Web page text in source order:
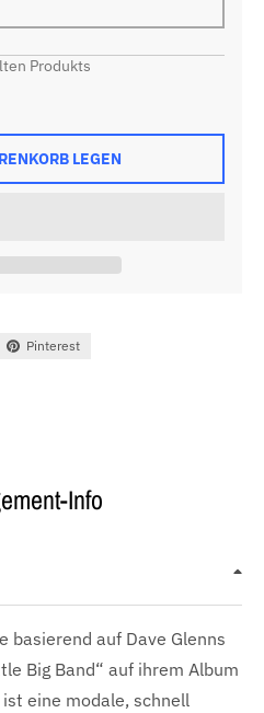
Produkts
LEGEN
Pinterest
Info
basierend auf Dave Glenns
Big Band“ auf ihrem Album
ist eine modale, schnell